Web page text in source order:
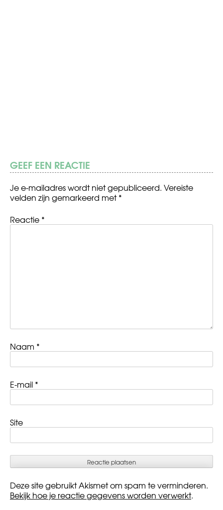
GEEF EEN REACTIE
Je e-mailadres wordt niet gepubliceerd. Vereiste
velden zijn gemarkeerd met*
Reactie *
Naam *
E-mail *
Site
Deze site gebruikt Akismet om spam te verminderen.
Bekijk hoe je reactie gegevens worden verwerkt.